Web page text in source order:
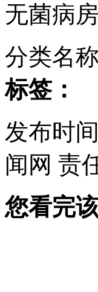
平板电脑成儿
1.8万余贪贿案
山西运城恶犬
女孩北京地铁
无菌病
分类名
标签：
发布时
闻网 责
您看完